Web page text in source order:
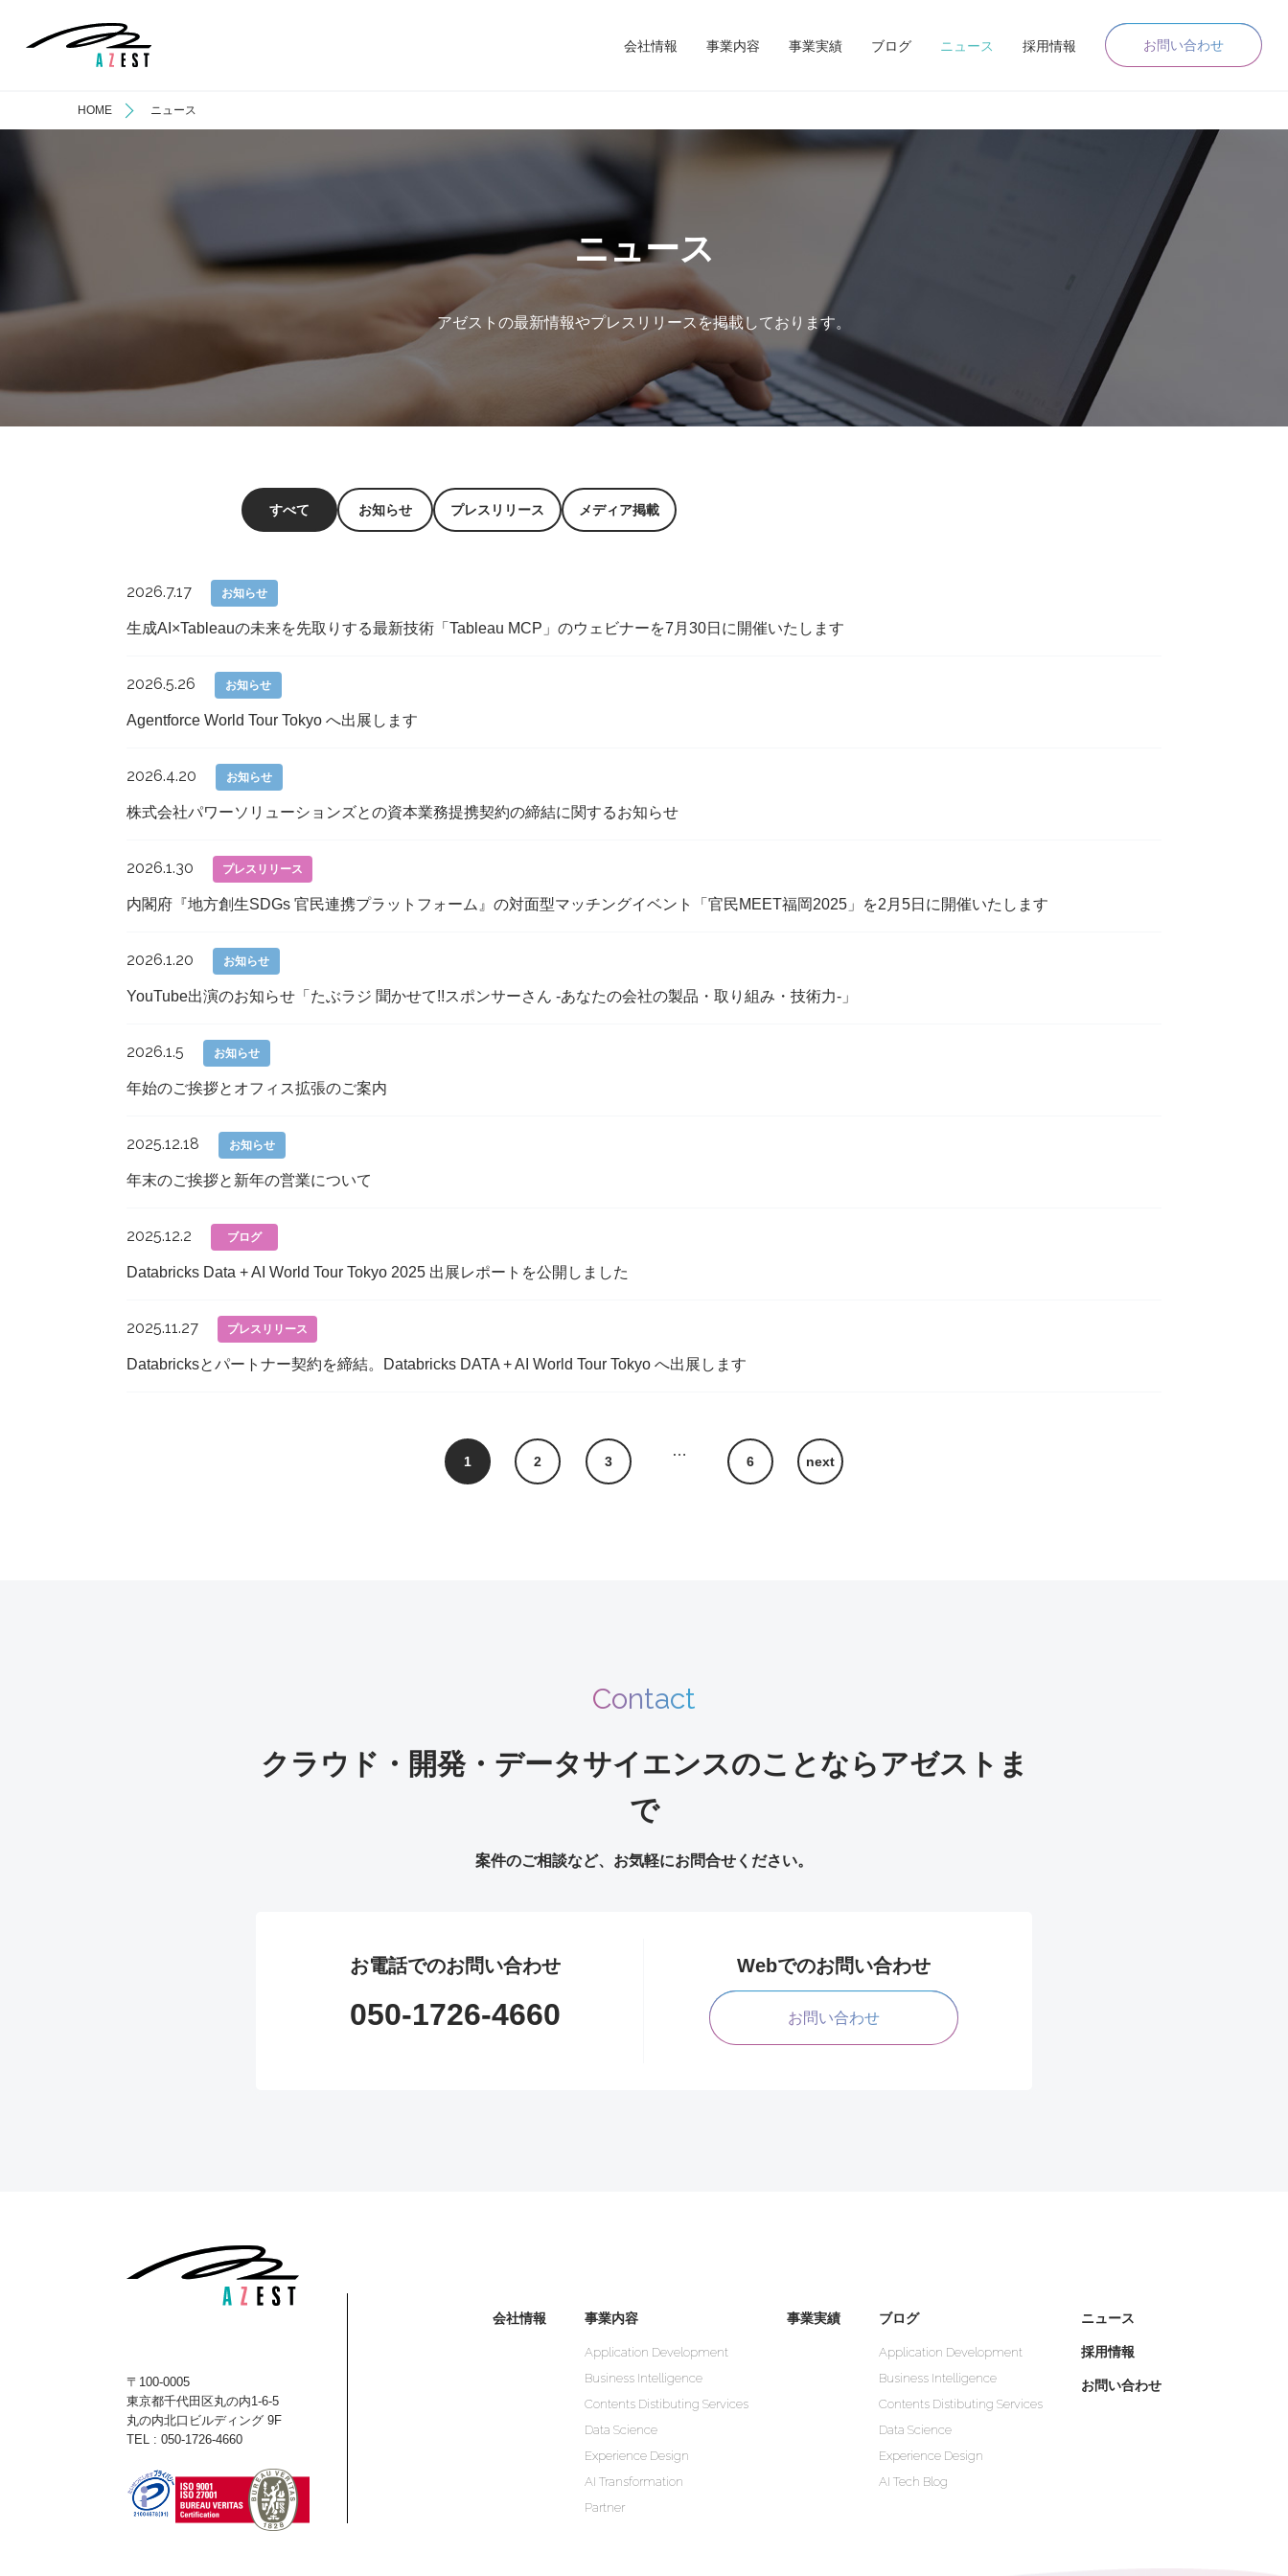
会社情報 事業内容 事業実績 ブログ ニュース 採用情報 お問い合わせ
HOME ニュース
ニュース
アゼストの最新情報やプレスリリースを掲載しております。
すべて お知らせ プレスリリース メディア掲載
2026.7.17 お知らせ
生成AI×Tableauの未来を先取りする最新技術「Tableau MCP」のウェビナーを7月30日に開催いたします
2026.5.26 お知らせ
Agentforce World Tour Tokyo へ出展します
2026.4.20 お知らせ
株式会社パワーソリューションズとの資本業務提携契約の締結に関するお知らせ
2026.1.30 プレスリリース
内閣府『地方創生SDGs 官民連携プラットフォーム』の対面型マッチングイベント「官民MEET福岡2025」を2月5日に開催いたします
2026.1.20 お知らせ
YouTube出演のお知らせ「たぶラジ 聞かせて!!スポンサーさん -あなたの会社の製品・取り組み・技術力-」
2026.1.5 お知らせ
年始のご挨拶とオフィス拡張のご案内
2025.12.18 お知らせ
年末のご挨拶と新年の営業について
2025.12.2 ブログ
Databricks Data + AI World Tour Tokyo 2025 出展レポートを公開しました
2025.11.27 プレスリリース
Databricksとパートナー契約を締結。Databricks DATA + AI World Tour Tokyo へ出展します
1 2 3
…
6 next
Contact
クラウド・開発・データサイエンスのことならアゼストま
で
案件のご相談など、お気軽にお問合せください。
お電話でのお問い合わせ
050-1726-4660
Webでのお問い合わせ
お問い合わせ
〒100-0005
東京都千代田区丸の内1-6-5
丸の内北口ビルディング 9F
TEL : 050-1726-4660
会社情報 事業内容
Application Development
Business Intelligence
Contents Distibuting Services
Data Science
Experience Design
AI Transformation
Partner
事業実績 ブログ
Application Development
Business Intelligence
Contents Distibuting Services
Data Science
Experience Design
AI Tech Blog
ニュース
採用情報
お問い合わせ